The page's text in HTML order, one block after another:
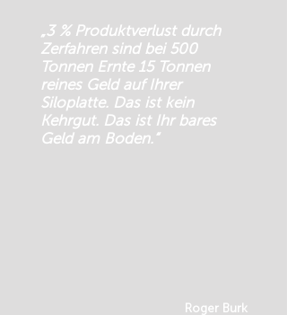
„3 % Produktverlust durch
Zerfahren sind bei 500
Tonnen Ernte 15 Tonnen
reines Geld auf Ihrer
Siloplatte. Das ist kein
Kehrgut. Das ist Ihr bares
Geld am Boden.“
Roger Burk